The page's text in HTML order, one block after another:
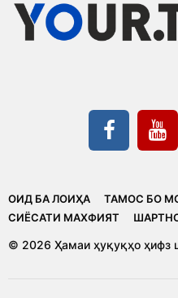
ОИД БА ЛОИҲА ТАМОС БО
CИЁСАТИ МАХФИЯТ
© 2026 Ҳамаи ҳуқуқҳо ҳифз